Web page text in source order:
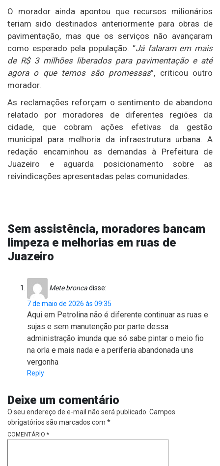
O morador ainda apontou que recursos milionários
teriam sido destinados anteriormente para obras de
pavimentação, mas que os serviços não avançaram
como esperado pela população. “Já falaram em mais
de R$ 3 milhões liberados para pavimentação e até
agora o que temos são promessas”, criticou outro
morador.
As reclamações reforçam o sentimento de abandono
relatado por moradores de diferentes regiões da
cidade, que cobram ações efetivas da gestão
municipal para melhoria da infraestrutura urbana. A
redação encaminhou as demandas à Prefeitura de
Juazeiro e aguarda posicionamento sobre as
reivindicações apresentadas pelas comunidades.
Sem assistência, moradores bancam
limpeza e melhorias em ruas de
Juazeiro
Mete broncadisse:
7 de maio de 2026 às 09:35
Aqui em Petrolina não é diferente continuar as ruas e
sujas e sem manutenção por parte dessa
administração imunda que só sabe pintar o meio fio
na orla e mais nada e a periferia abandonada uns
vergonha
Reply
Deixe um comentário
O seu endereço de e-mail não será publicado. Campos
obrigatórios são marcados com *
COMENTÁRIO *